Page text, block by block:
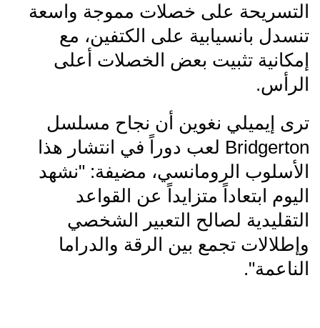
التسريحة على خصلات مموجة واسعة
تنسدل بانسيابية على الكتفين، مع
إمكانية تثبيت بعض الخصلات أعلى
الرأس.
ترى إيميلي نغوين أن نجاح مسلسل
Bridgerton لعب دوراً في انتشار هذا
الأسلوب الرومانسي، مضيفة: "نشهد
اليوم ابتعاداً متزايداً عن القواعد
التقليدية لصالح التعبير الشخصي
وإطلالات تجمع بين الرقة والدراما
الناعمة".